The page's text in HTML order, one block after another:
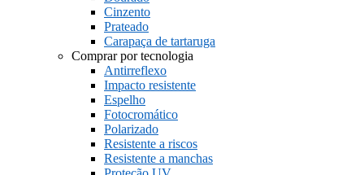
Cinzento
Prateado
Carapaça de tartaruga
Comprar por tecnologia
Antirreflexo
Impacto resistente
Espelho
Fotocromático
Polarizado
Resistente a riscos
Resistente a manchas